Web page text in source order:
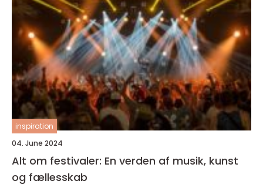
inspiration
04. June 2024
Alt om festivaler: En verden af musik, kunst
og fællesskab